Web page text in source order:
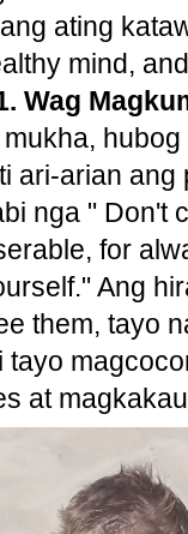
ating
mind,
Wag
ari-arian
nga " Don't
for
Ang
them, tayo
tayo
at